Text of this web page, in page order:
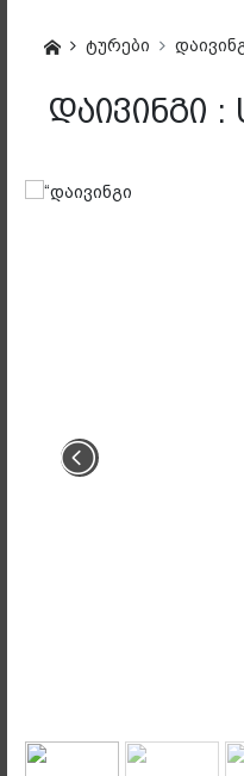
ტურები
დაივინგი